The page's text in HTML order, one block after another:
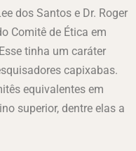
dos Santos e Dr. Roger
Comitê de Ética em
tinha um caráter
capixabas.
equivalentes em
superior, dentre elas a